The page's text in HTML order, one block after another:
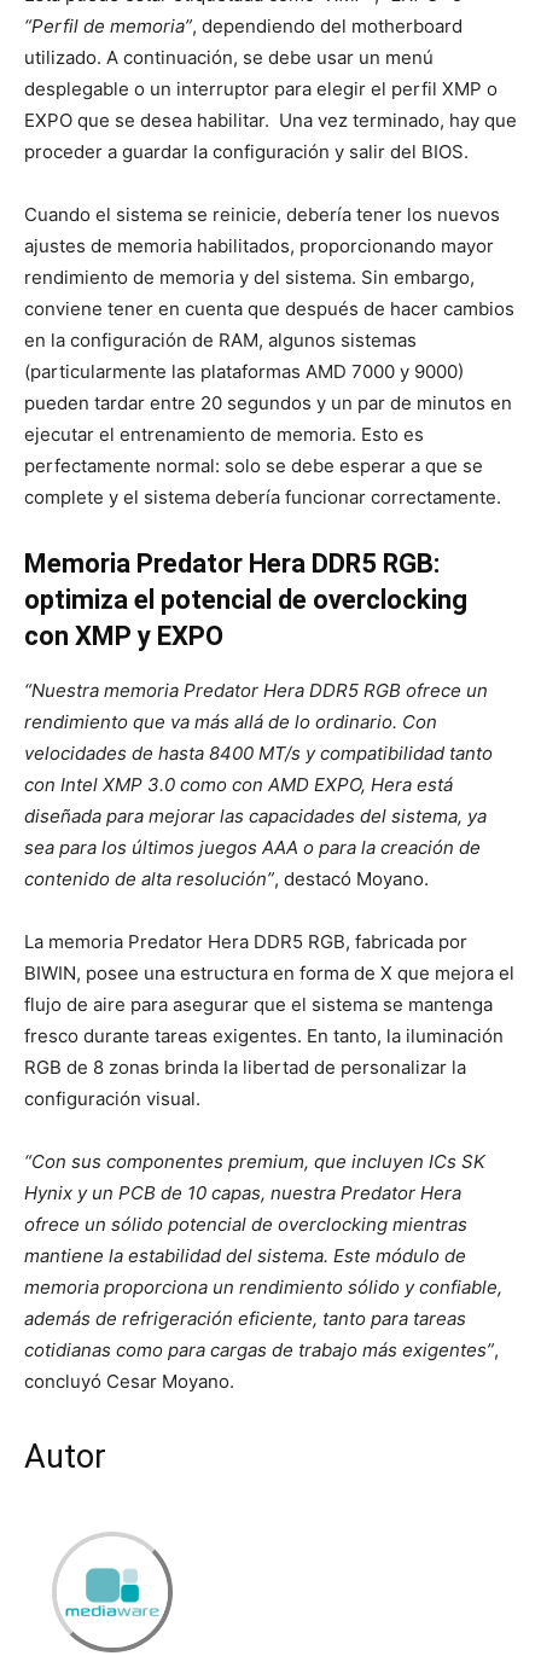
“Perfil de memoria”, dependiendo del motherboard
utilizado. A continuación, se debe usar un menú
desplegable o un interruptor para elegir el perfil XMP o
EXPO que se desea habilitar. Una vez terminado, hay que
proceder a guardar la configuración y salir del BIOS.
Cuando el sistema se reinicie, debería tener los nuevos
ajustes de memoria habilitados, proporcionando mayor
rendimiento de memoria y del sistema. Sin embargo,
conviene tener en cuenta que después de hacer cambios
en la configuración de RAM, algunos sistemas
(particularmente las plataformas AMD 7000 y 9000)
pueden tardar entre 20 segundos y un par de minutos en
ejecutar el entrenamiento de memoria. Esto es
perfectamente normal: solo se debe esperar a que se
complete y el sistema debería funcionar correctamente.
Memoria Predator Hera DDR5 RGB:
optimiza el potencial de overclocking
con XMP y EXPO
“Nuestra memoria Predator Hera DDR5 RGB ofrece un
rendimiento que va más allá de lo ordinario. Con
velocidades de hasta 8400 MT/s y compatibilidad tanto
con Intel XMP 3.0 como con AMD EXPO, Hera está
diseñada para mejorar las capacidades del sistema, ya
sea para los últimos juegos AAA o para la creación de
contenido de alta resolución”, destacó Moyano.
La memoria Predator Hera DDR5 RGB, fabricada por
BIWIN, posee una estructura en forma de X que mejora el
flujo de aire para asegurar que el sistema se mantenga
fresco durante tareas exigentes. En tanto, la iluminación
RGB de 8 zonas brinda la libertad de personalizar la
configuración visual.
“Con sus componentes premium, que incluyen ICs SK
Hynix y un PCB de 10 capas, nuestra Predator Hera
ofrece un sólido potencial de overclocking mientras
mantiene la estabilidad del sistema. Este módulo de
memoria proporciona un rendimiento sólido y confiable,
además de refrigeración eficiente, tanto para tareas
cotidianas como para cargas de trabajo más exigentes”,
concluyó Cesar Moyano.
Autor